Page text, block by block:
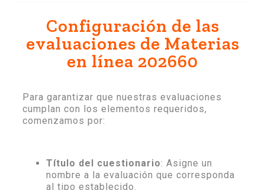
Configuración de las
evaluaciones de Materias
en línea 202660
Para garantizar que nuestras evaluaciones
cumplan con los elementos requeridos,
comenzamos por:
Título del cuestionario: Asigne un
nombre a la evaluación que corresponda
al tipo establecido.